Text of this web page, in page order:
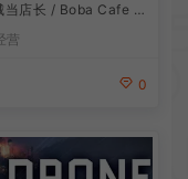
当店长 / Boba Cafe Si
模拟经营游戏
营
0